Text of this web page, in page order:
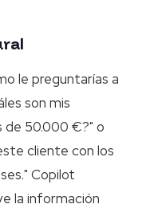
le preguntarías a
son mis
de 50.000 €?" o
cliente con los
Copilot
la información